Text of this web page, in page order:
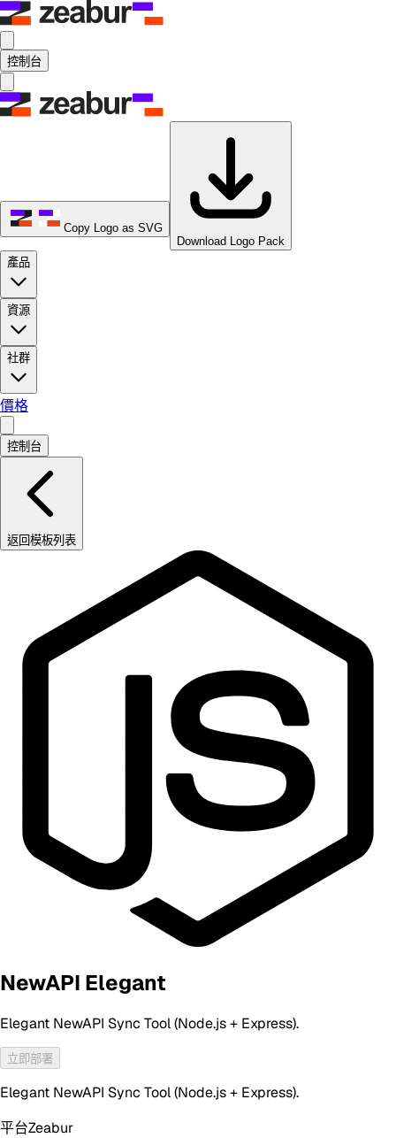
控制台
Copy Logo as SVG
Download Logo Pack
產品
資源
社群
價格
控制台
返回模板列表
NewAPI Elegant
Elegant NewAPI Sync Tool (Node.js + Express).
立即部署
Elegant NewAPI Sync Tool (Node.js + Express).
平台Zeabur